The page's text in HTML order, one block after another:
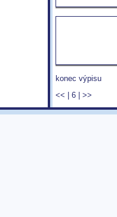
konec výpisu
<<
6 >>